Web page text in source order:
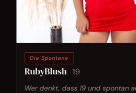
Die Spontane
RubyBlush 19
Wer denkt, dass 19 und spontan